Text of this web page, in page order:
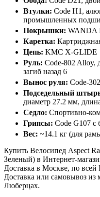
Втулки: Code H1,
промышленных
Покрышки: WANDA
Каретка:
Цепь: KMC X-GLIDE
Руль: Code-802 Alloy,
загиб назад 6
Вынос руля: Code-
Подседельный
диаметр 27.2 мм,
Седло: Спортивно-
Грипсы: Code G107 с
Вес: ~14.1 кг (для
Купить Велосипед Aspect
Зеленый) в Интернет-
Доставка в Москве, по всей
Доставка или самовывоз из
Люберцах.